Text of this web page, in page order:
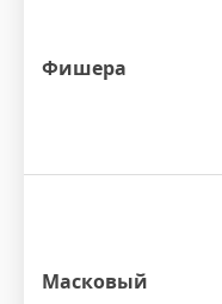
Фишера
Масковый